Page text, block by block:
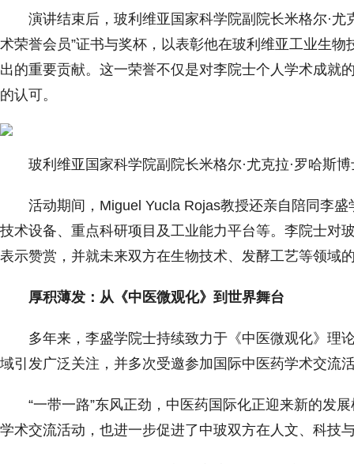
演讲结束后，玻利维亚国家科学院副院长米格尔·
术荣誉会员”证书与奖杯，以表彰他在玻利维亚工业生
出的重要贡献。这一荣誉不仅是对李院士个人学术成就
的认可。
玻利维亚国家科学院副院长米格尔·尤克拉·罗哈斯
活动期间，Miguel Yucla Rojas教授还亲自陪同李
技术设备、重点科研项目及工业能力平台等。李院士对
表示赞赏，并就未来双方在生物技术、发酵工艺等领域
厚积薄发：从《中医微观化》到世界舞台
多年来，李盛学院士持续致力于《中医微观化》理
域引发广泛关注，并多次受邀参加国际中医药学术交流
“一带一路”东风正劲，中医药国际化正迎来新的发
学术交流活动，也进一步促进了中玻双方在人文、科技